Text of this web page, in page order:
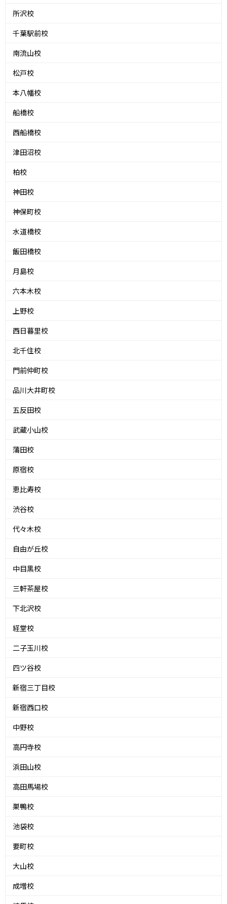
所沢校
千葉駅前校
南流山校
松戸校
本八幡校
船橋校
西船橋校
津田沼校
柏校
神田校
神保町校
水道橋校
飯田橋校
月島校
六本木校
上野校
西日暮里校
北千住校
門前仲町校
品川大井町校
五反田校
武蔵小山校
蒲田校
原宿校
恵比寿校
渋谷校
代々木校
自由が丘校
中目黒校
三軒茶屋校
下北沢校
経堂校
二子玉川校
四ツ谷校
新宿三丁目校
新宿西口校
中野校
高円寺校
浜田山校
高田馬場校
巣鴨校
池袋校
要町校
大山校
成増校